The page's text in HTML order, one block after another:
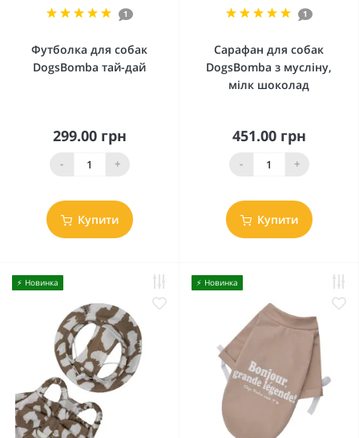
1
Футболка для собак
DogsBomba тай-дай
299.00 грн
- +
Купити
1
Сарафан для собак
DogsBomba з мусліну,
мілк шоколад
451.00 грн
- +
Купити
⚡️ Новинка ⚡️ Новинка